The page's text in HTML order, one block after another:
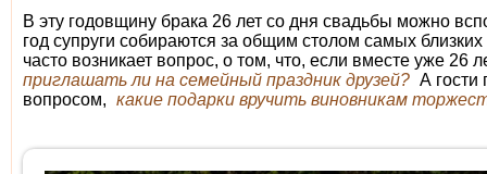
В эту годовщину брака 26 лет со дня свадьбы можно
год супруги собираются за общим столом самых
часто возникает вопрос, о том, что, если вместе уже 26
приглашать ли на семейный праздник друзей? А гости
вопросом, какие подарки вручить виновникам